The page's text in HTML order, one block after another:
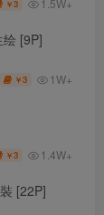
￥3 1.5W+
[9P]
￥3 1W+
￥3 1.4W+
[22P]